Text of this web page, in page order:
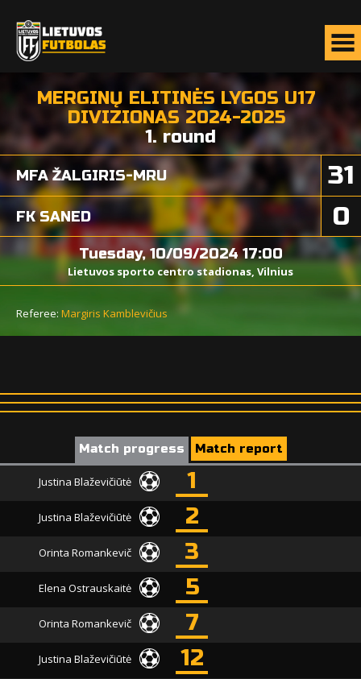
MERGINŲ ELITINĖS LYGOS U17
DIVIZIONAS 2024-2025
1. round
31
MFA ŽALGIRIS-MRU
FK SANED 0
Tuesday, 10/09/2024 17:00
Lietuvos sporto centro stadionas, Vilnius
Referee: Margiris Kamblevičius
Match progress Match report
Justina Blaževičiūtė 1
Justina Blaževičiūtė 2
Orinta Romankevič 3
Elena Ostrauskaitė 5
Orinta Romankevič 7
Justina Blaževičiūtė 12